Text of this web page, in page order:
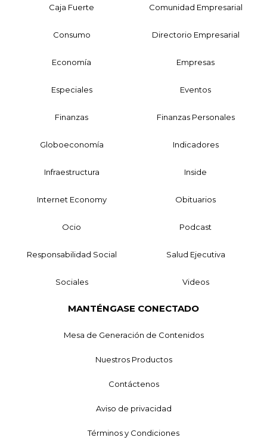
Caja Fuerte Comunidad Empresarial
Consumo Directorio Empresarial
Economía Empresas
Especiales Eventos
Finanzas Finanzas Personales
Globoeconomía Indicadores
Infraestructura Inside
Internet Economy Obituarios
Ocio Podcast
Responsabilidad Social Salud Ejecutiva
Sociales Videos
MANTÉNGASE CONECTADO
Mesa de Generación de Contenidos
Nuestros Productos
Contáctenos
Aviso de privacidad
Términos y Condiciones